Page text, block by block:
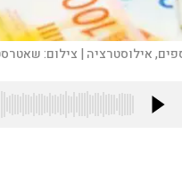
אילוסטרציה | צילום: